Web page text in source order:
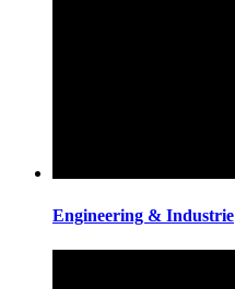
Engineering & Industrie